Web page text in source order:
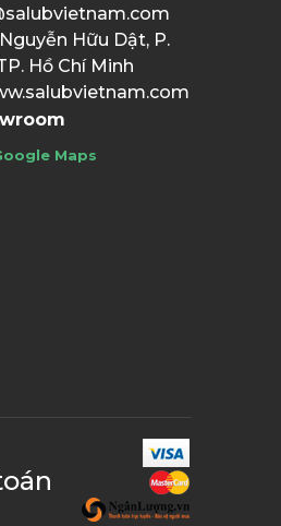
Hữu Dật, P.
Hồ Chí Minh
Maps